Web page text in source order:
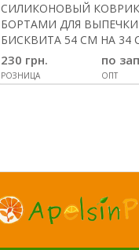
СИЛИКОНОВЫЙ
БОРТАМИ ДЛЯ ВЫПЕЧКИ
БИСКВИТА 54 СМ НА 34
230 грн.
РОЗНИЦА
по
ОПТ